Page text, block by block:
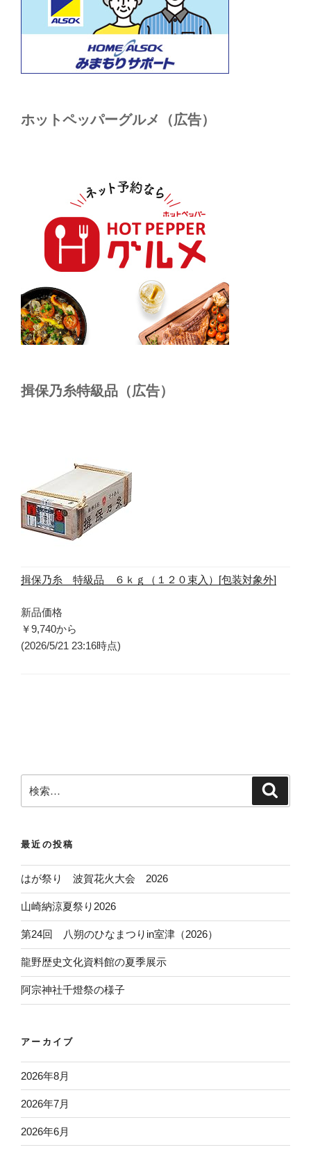
ホットペッパーグルメ（広告）
揖保乃糸特級品（広告）
揖保乃糸 特級品 ６ｋｇ（１２０束入）[包装対象外]
新品価格
￥9,740から
(2026/5/21 23:16時点)
最近の投稿
はが祭り 波賀花火大会 2026
山崎納涼夏祭り2026
第24回 八朔のひなまつりin室津（2026）
龍野歴史文化資料館の夏季展示
阿宗神社千燈祭の様子
アーカイブ
2026年8月
2026年7月
2026年6月